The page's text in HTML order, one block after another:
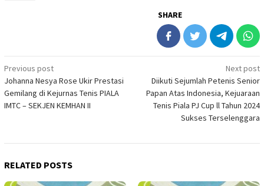
SHARE
Post
navigation
Previous post
Johanna Nesya Rose Ukir Prestasi
Gemilang di Kejurnas Tenis PIALA
IMTC – SEKJEN KEMHAN II
Next post
Diikuti Sejumlah Petenis Senior
Papan Atas Indonesia, Kejuaraan
Tenis Piala PJ Cup ll Tahun 2024
Sukses Terselenggara
RELATED POSTS